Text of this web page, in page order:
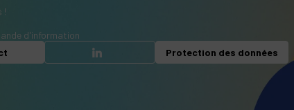
!
d'information
Protection des données